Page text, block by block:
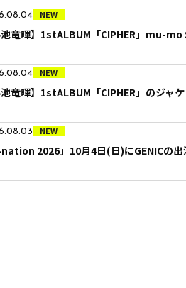
NEW
池竜暉】1stALBUM「CIPHER」mu-
NEW
池竜暉】1stALBUM「CIPHER」のジャ
NEW
nation 2026」10月4日(日)にGENICの